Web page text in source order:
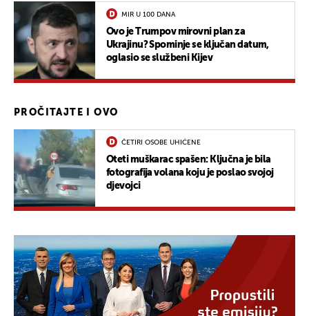
MIR U 100 DANA
Ovo je Trumpov mirovni plan za
Ukrajinu? Spominje se ključan datum,
oglasio se službeni Kijev
PROČITAJTE I OVO
ČETIRI OSOBE UHIĆENE
Oteti muškarac spašen: Ključna je bila
fotografija volana koju je poslao svojoj
djevojci